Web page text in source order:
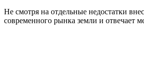
Не смотря на отдельные недостатки
современного рынка земли и отвечает